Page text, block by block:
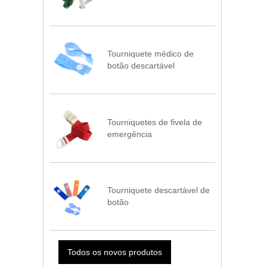
Tourniquete médico de
botão descartável
Tourniquetes de fivela de
emergência
Tourniquete descartável de
botão
Todos os novos produtos